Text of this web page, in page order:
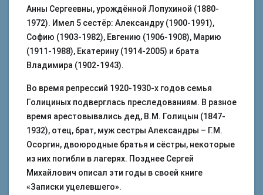
Анны Сергеевны, урождённой Лопухиной (1880-
1972). Имел 5 сестёр: Александру (1900-1991),
Софию (1903-1982), Евгению (1906-1908), Марию
(1911-1988), Екатерину (1914-2005) и брата
Владимира (1902-1943).
Во время репрессий 1920-1930-х годов семья
Голициных подверглась преследованиям. В разное
время арестовывались дед, В.М. Голицын (1847-
1932), отец, брат, муж сестры Александры – Г.М.
Осоргин, двоюродные братья и сёстры, некоторые
из них погибли в лагерях. Позднее Сергей
Михайлович описал эти годы в своей книге
«Записки уцелевшего».